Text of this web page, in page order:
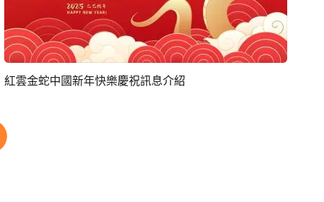
預覽 編輯
紅雲金蛇中國新年快樂慶祝訊息介紹